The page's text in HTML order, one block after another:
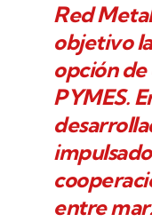
Red
objetivo
opción
PYMES.
entre